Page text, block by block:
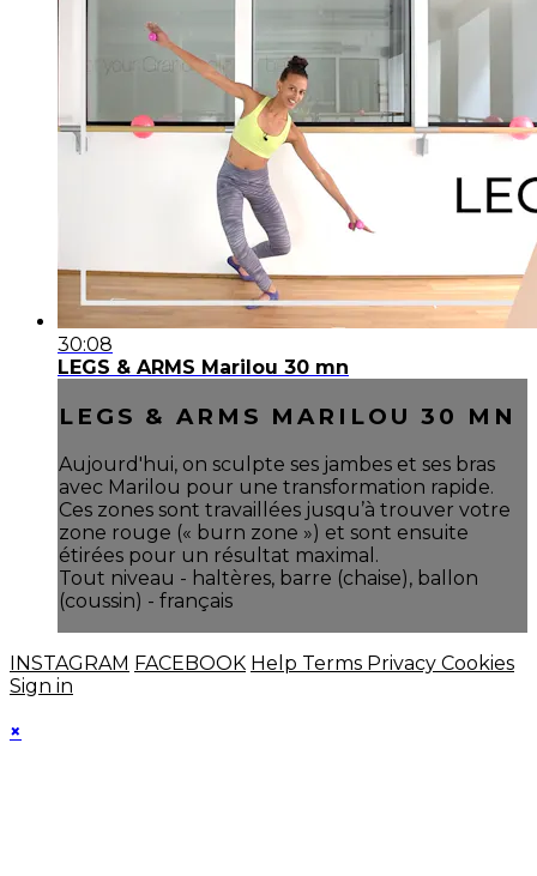
30:08
LEGS & ARMS Marilou 30 mn
LEGS & ARMS MARILOU 30 MN
Aujourd'hui, on sculpte ses jambes et ses bras
avec Marilou pour une transformation rapide.
Ces zones sont travaillées jusqu’à trouver votre
zone rouge (« burn zone ») et sont ensuite
étirées pour un résultat maximal.
Tout niveau - haltères, barre (chaise), ballon
(coussin) - français
INSTAGRAM FACEBOOK Help Terms Privacy Cookies
Sign in
×